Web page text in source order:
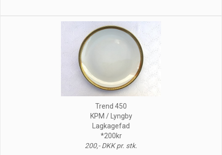
Trend 450
KPM / Lyngby
Lagkagefad
*200kr
200,- DKK pr. stk.